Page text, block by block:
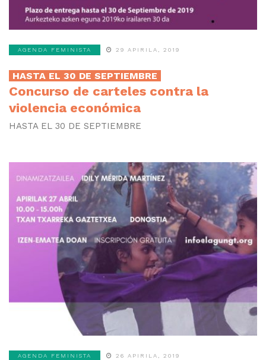
AGENDA FEMINISTA 29 APIRILA, 2019
HASTA EL 30 DE SEPTIEMBRE
Concurso de carteles contra la
violencia económica
HASTA EL 30 DE SEPTIEMBRE
AGENDA FEMINISTA 26 APIRILA, 2019